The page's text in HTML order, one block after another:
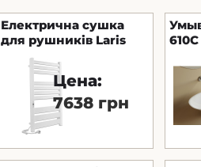
Електрична сушка
для рушників Laris
Зебра Лавина
Цена:
7638 грн